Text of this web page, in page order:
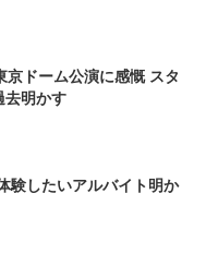
ドーム公演に感慨 スタ
去明かす
験したいアルバイト明か